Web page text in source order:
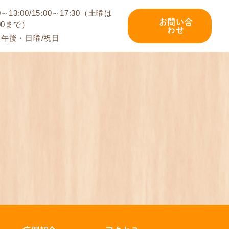
13:00/15:00～17:30（土曜は
まで）
後・日曜/祝日
お問い合
わせ